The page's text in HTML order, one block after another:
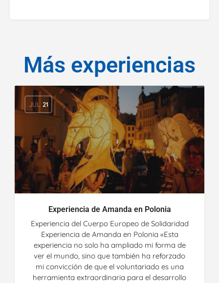
Más experiencias
JUL 21
Experiencia de Amanda en Polonia
Experiencia del Cuerpo Europeo de Solidaridad
Experiencia de Amanda en Polonia «Esta
experiencia no solo ha ampliado mi forma de
ver el mundo, sino que también ha reforzado
mi convicción de que el voluntariado es una
herramienta extraordinaria para el desarrollo